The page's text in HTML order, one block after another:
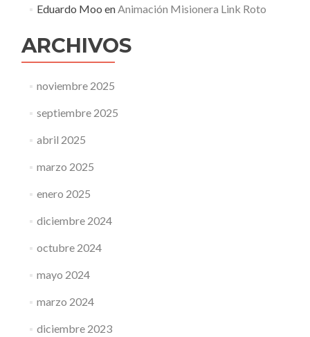
Eduardo Moo enAnimación Misionera Link Roto
ARCHIVOS
noviembre 2025
septiembre 2025
abril 2025
marzo 2025
enero 2025
diciembre 2024
octubre 2024
mayo 2024
marzo 2024
diciembre 2023